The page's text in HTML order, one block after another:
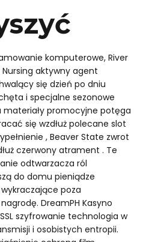
komputerowe, River
aktywny agent
się dzień po dniu
i specjalne sezonowe
materiały promocyjne potęga
się wzdłuż polecane slot
, Beaver State zwrot
czerwony atrament . Te
odtwarzacza ról
do domu pieniądze
poza
DreamPH Kasyno
szyfrowanie technologia w
i osobistych entropii.